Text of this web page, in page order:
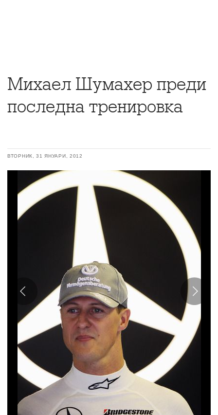
Михаел Шумахер преди
последна тренировка
ВТОРНИК, 31 ЯНУАРИ, 2012